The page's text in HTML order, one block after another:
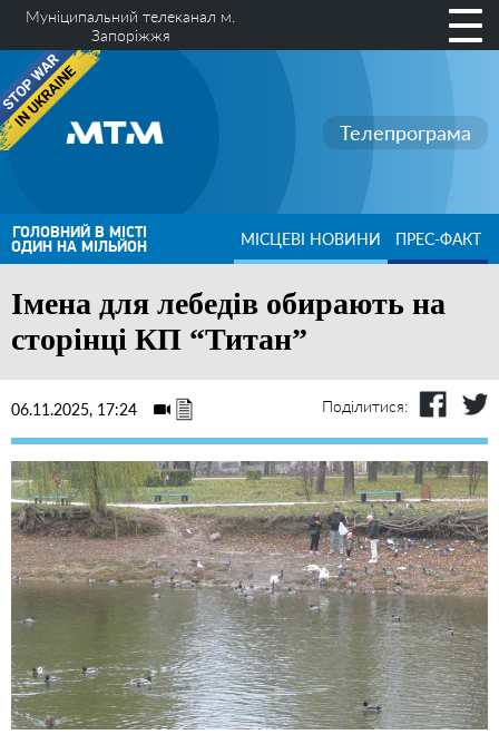
Муніципальний телеканал м.
Запоріжжя
Телепрограма
ГОЛОВНИЙ В МІСТІ
ОДИН НА МІЛЬЙОН МІСЦЕВІ НОВИНИ ПРЕС-ФАКТ
Імена для лебедів обирають на
сторінці КП “Титан”
06.11.2025, 17:24 Поділитися: